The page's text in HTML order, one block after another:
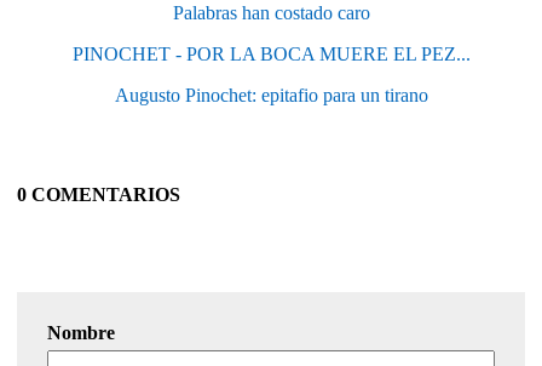
Palabras han costado caro
PINOCHET - POR LA BOCA MUERE EL PEZ...
Augusto Pinochet: epitafio para un tirano
0 COMENTARIOS
Nombre